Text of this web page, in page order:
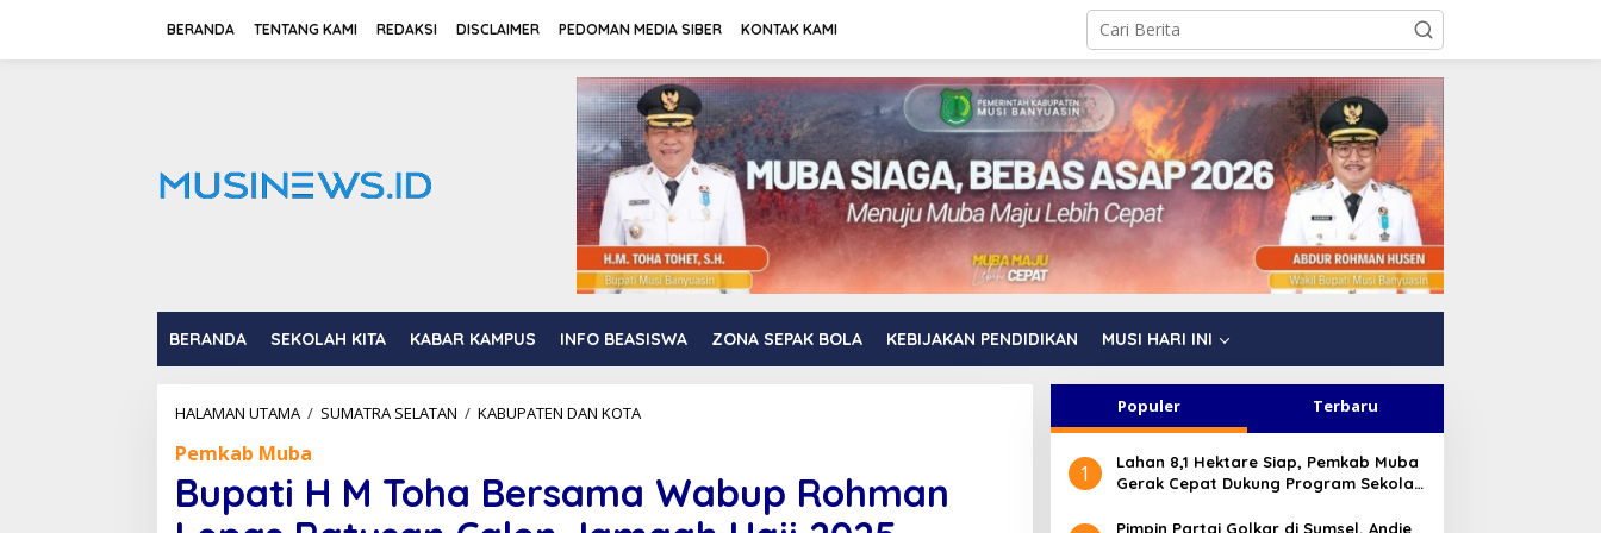
BERANDA TENTANG KAMI REDAKSI DISCLAIMER PEDOMAN MEDIA SIBER KONTAK KAMI
BERANDA SEKOLAH KITA KABAR KAMPUS INFO BEASISWA ZONA SEPAK BOLA KEBIJAKAN PENDIDIKAN MUSI HARI INI
HALAMAN UTAMA / SUMATRA SELATAN / KABUPATEN DAN KOTA
Pemkab Muba
Bupati H M Toha Bersama Wabup Rohman
Populer Terbaru
1
Lahan 8,1 Hektare Siap, Pemkab Muba
Gerak Cepat Dukung Program Sekolah
Pimpin Partai Golkar di Sumsel, Andie